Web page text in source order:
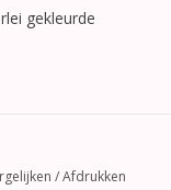
gekleurde
/Afdrukken